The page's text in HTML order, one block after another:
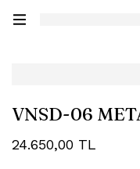
VNSD-06
24.650,00 TL